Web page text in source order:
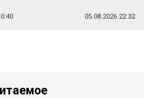
05.08.2026 22:32